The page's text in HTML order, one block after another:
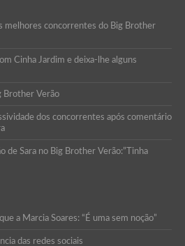
melhores concorrentes do Big Brother
Cinha Jardim e deixa-lhe alguns
Brother Verão
dos concorrentes após comentário
de Sara no Big Brother Verão:”Tinha
a Marcia Soares: “É uma sem noção”
das redes sociais